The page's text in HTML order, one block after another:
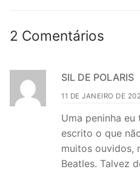
2 Comentários
SIL DE POLARIS
11 DE JANEIRO DE
Uma peninha
escrito o que
muitos ouvidos,
Beatles. Talvez